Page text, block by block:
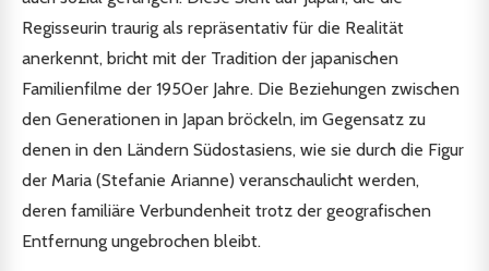
Regisseurin traurig als repräsentativ für die Realität
anerkennt, bricht mit der Tradition der japanischen
Familienfilme der 1950er Jahre. Die Beziehungen zwischen
den Generationen in Japan bröckeln, im Gegensatz zu
denen in den Ländern Südostasiens, wie sie durch die Figur
der Maria (Stefanie Arianne) veranschaulicht werden,
deren familiäre Verbundenheit trotz der geografischen
Entfernung ungebrochen bleibt.